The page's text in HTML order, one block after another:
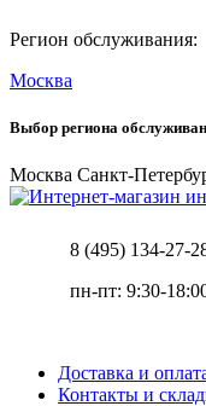
Регион обслуживания:
Москва
Выбор региона
Москва Санкт-
8 (495) 134-27-
пн-пт: 9:30-
Доставка и
Контакты и